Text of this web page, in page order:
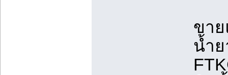
ขา
น้ำย